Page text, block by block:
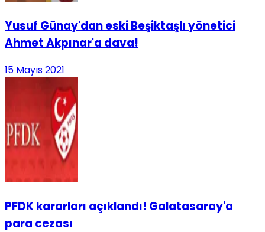
Yusuf Günay'dan eski Beşiktaşlı yönetici
Ahmet Akpınar'a dava!
15 Mayıs 2021
PFDK kararları açıklandı! Galatasaray'a
para cezası